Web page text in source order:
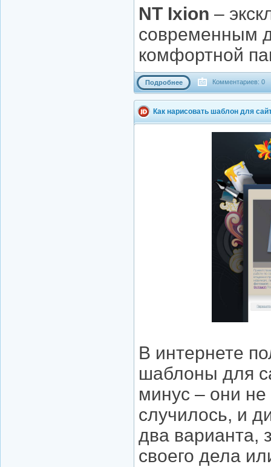
NT Ixion –
современным
комфортной
Подробнее Комментариев: 0
Как нарисовать шаблон для
В интернете
шаблоны для
минус – они
случилось, и
два варианта,
своего дела